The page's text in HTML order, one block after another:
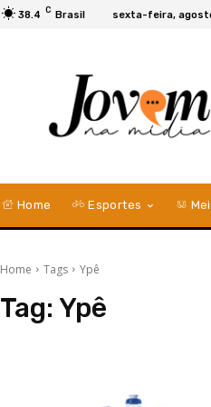
38.4 C Brasil sexta-feira,
Home Esportes
Home Tags Ypê
Tag: Ypê